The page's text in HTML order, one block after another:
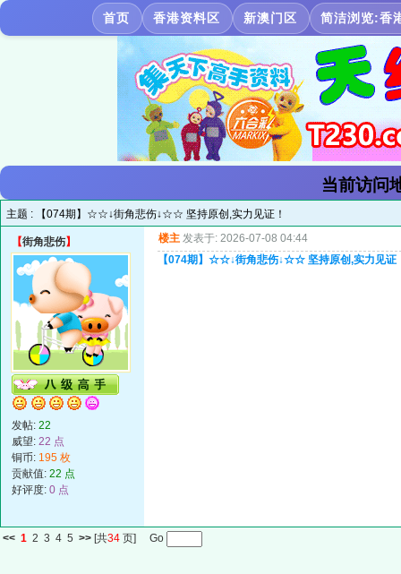
首页 香港资料区 新澳门区 简洁浏览:香
当前访问
主题 : 【074期】☆☆↓街角悲伤↓☆☆ 坚持原创,实力见证！
【街角悲伤】
发帖: 22
威望: 22 点
铜币: 195 枚
贡献值: 22 点
好评度: 0 点
楼主 发表于: 2026-07-08 04:44
【074期】☆☆↓街角悲伤↓☆☆ 坚持原创,实力见证
<< 1 2 3 4 5 >> [共34 页] Go